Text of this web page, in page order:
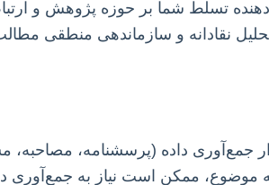
تسلط شما بر حوزه پژوهش و
نقادانه و سازماندهی منطقی
داده (پرسشنامه، مصاحبه،
به موضوع، ممکن است نیاز به جمع‌آوری